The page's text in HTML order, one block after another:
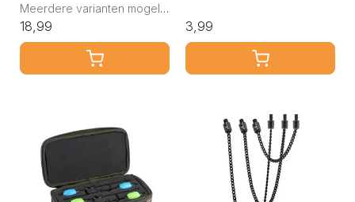
Meerdere varianten mogelijk
18,99 3,99